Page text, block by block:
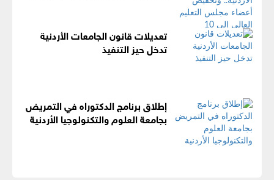
تعديلات قانون الجامعات الأردنية
تدخل حيز التنفيذ
إطلاق برنامج الدكتوراه في التمريض
بجامعة العلوم والتكنولوجيا الأردنية